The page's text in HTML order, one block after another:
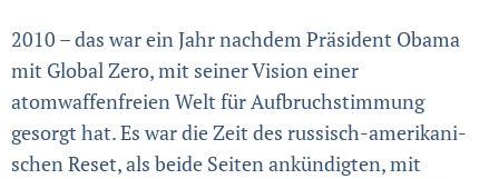
2010 – das war ein Jahr nachdem Präsident Obama
mit Global Zero, mit seiner Vision einer
atomwaffenfreien Welt für Aufbruch­stimmung
gesorgt hat. Es war die Zeit des russisch-amerika­ni­
schen Reset, als beide Seiten ankündigten, mit